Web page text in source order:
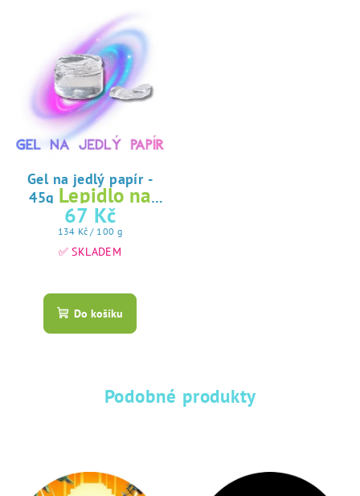
Gel na jedlý papír -
45g Lepidlo na
jedlý papír
67 Kč
Měrná
cena:
134 Kč / 100 g
✅ SKLADEM
hodnocení
produktu
hvězdiček.
Do košíku
Podobné produkty